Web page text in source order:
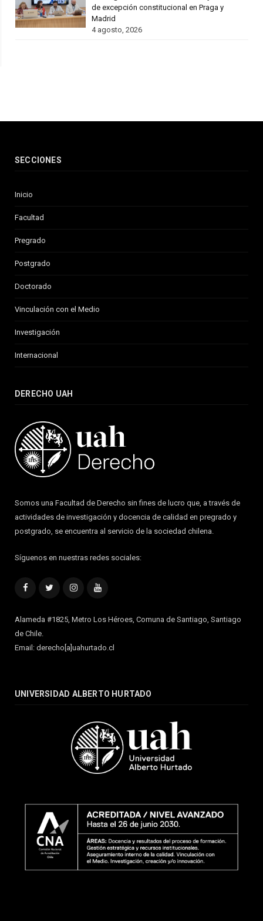
de excepción constitucional en Praga y
Madrid
4 agosto, 2026
SECCIONES
Inicio
Facultad
Pregrado
Postgrado
Doctorado
Vinculación con el Medio
Investigación
Internacional
DERECHO UAH
Somos una Facultad de Derecho sin fines de lucro que, a través de
actividades de investigación y docencia de calidad en pregrado y
postgrado, se encuentra al servicio de la sociedad chilena.
Síguenos en nuestras redes sociales:
FacebookTwitterInstagramYouTube
Alameda #1825, Metro Los Héroes, Comuna de Santiago, Santiago
de Chile.
Email: derecho[a]uahurtado.cl
UNIVERSIDAD ALBERTO HURTADO